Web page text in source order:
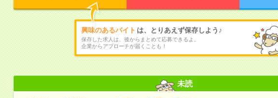
興味のあるバイト は、とりあえず保存しよう♪
保存した求人は、後からまとめて応募できるよ。
企業からアプローチが届くことも！
未読